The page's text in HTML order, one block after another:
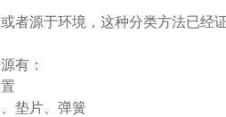
者源于环境，这种分类方法已经
有：
垫片、弹簧